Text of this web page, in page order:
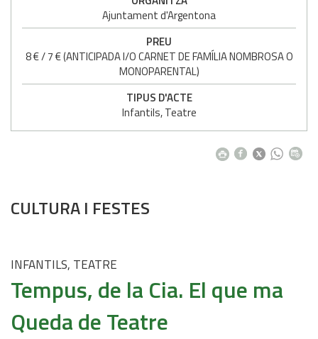
CULTURA I FESTES
INFANTILS, TEATRE
Tempus, de la Cia. El que ma
Queda de Teatre
Ajuntament d'Argentona
PREU
8 € / 7 € (ANTICIPADA I/O CARNET DE FAMÍLIA NOMBROSA O
MONOPARENTAL)
TIPUS D'ACTE
Infantils, Teatre